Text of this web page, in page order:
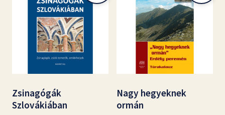
Zsinagógák
Szlovákiában
Nagy hegyeknek
ormán